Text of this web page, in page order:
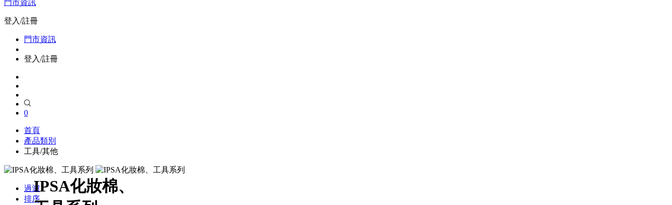
門市資訊
登入/註冊
門市資訊
登入/註冊
0
首頁
產品類別
工具/其他
IPSA化妝棉、
過濾
排序